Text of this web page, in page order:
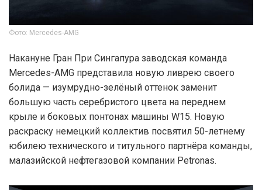
Фото: Mercedes-AMG
Накануне Гран При Сингапура заводская команда
Mercedes-AMG представила новую ливрею своего
болида — изумрудно-зелёный оттенок заменит
большую часть серебристого цвета на переднем
крыле и боковых понтонах машины W15. Новую
раскраску немецкий коллектив посвятил 50-летнему
юбилею технического и титульного партнёра команды,
малазийской нефтегазовой компании Petronas.